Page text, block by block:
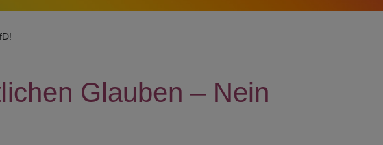
Glauben – Nein